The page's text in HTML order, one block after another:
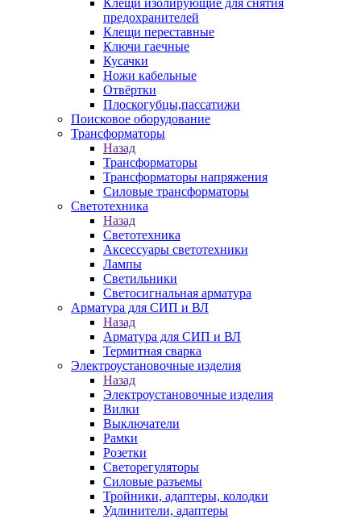
Клещи изолирующие для снятия
предохранителей
Клещи переставные
Ключи гаечные
Кусачки
Ножи кабельные
Отвёртки
Плоскогубцы,пассатижи
Поисковое оборудование
Трансформаторы
Назад
Трансформаторы
Трансформаторы напряжения
Силовые трансформаторы
Светотехника
Назад
Светотехника
Аксессуары светотехники
Лампы
Светильники
Светосигнальная арматура
Арматура для СИП и ВЛ
Назад
Арматура для СИП и ВЛ
Термитная сварка
Электроустановочные изделия
Назад
Электроустановочные изделия
Вилки
Выключатели
Рамки
Розетки
Светорегуляторы
Силовые разъемы
Тройники, адаптеры, колодки
Удлинители, адаптеры